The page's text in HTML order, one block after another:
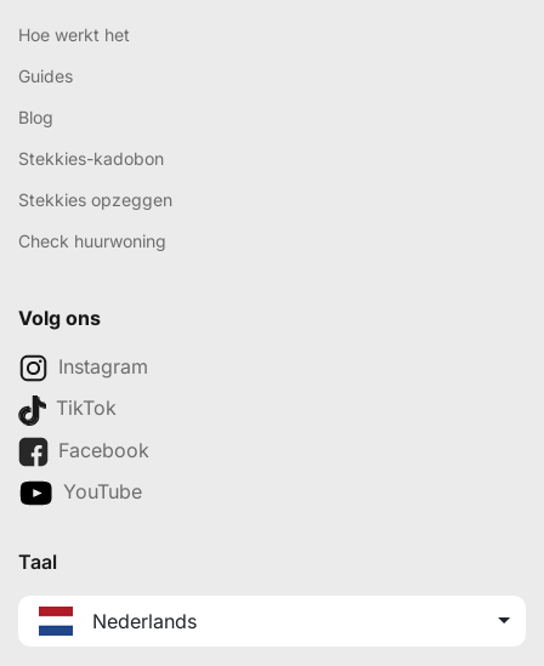
Hoe werkt het
Guides
Blog
Stekkies-kadobon
Stekkies opzeggen
Check huurwoning
Volg ons
Instagram
TikTok
Facebook
YouTube
Taal
Nederlands